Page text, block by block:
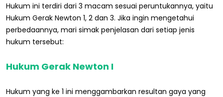
Hukum ini terdiri dari 3 macam sesuai peruntukannya, yaitu
Hukum Gerak Newton 1, 2 dan 3. Jika ingin mengetahui
perbedaannya, mari simak penjelasan dari setiap jenis
hukum tersebut:
Hukum Gerak Newton I
Hukum yang ke 1 ini menggambarkan resultan gaya yang